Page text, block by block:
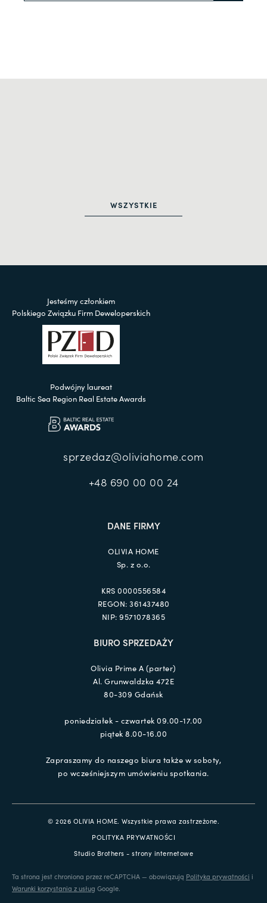
WSZYSTKIE
Jesteśmy członkiem
Polskiego Związku Firm Deweloperskich
Podwójny laureat
Baltic Sea Region Real Estate Awards
sprzedaz@oliviahome.com
+48 690 00 00 24
DANE FIRMY
OLIVIA HOME
Sp. z o.o.
KRS 0000556584
REGON: 361437480
NIP: 9571078365
BIURO SPRZEDAŻY
Olivia Prime A (parter)
Al. Grunwaldzka 472E
80-309 Gdańsk
poniedziałek - czwartek 09.00-17.00
piątek 8.00-16.00
Zapraszamy do naszego biura także w soboty,
po wcześniejszym umówieniu spotkania.
© 2026 OLIVIA HOME. Wszystkie prawa zastrzeżone.
POLITYKA PRYWATNOŚCI
Studio Brothers - strony internetowe
Ta strona jest chroniona przez reCAPTCHA — obowiązują Polityka prywatności i
Warunki korzystania z usług Google.